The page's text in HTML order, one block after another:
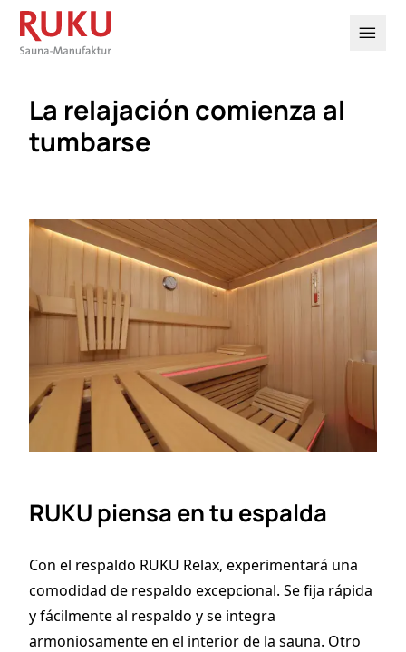

La relajación comienza al
tumbarse
RUKU piensa en tu espalda
Con el respaldo RUKU Relax, experimentará una
comodidad de respaldo excepcional. Se fija rápida
y fácilmente al respaldo y se integra
armoniosamente en el interior de la sauna. Otro